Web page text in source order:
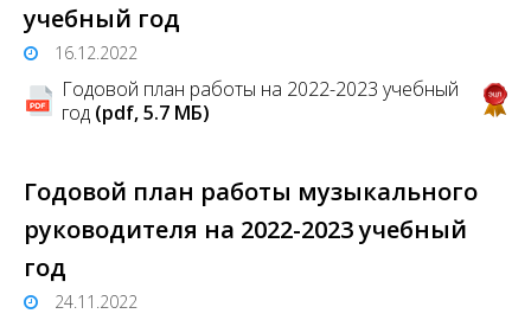
учебный год
16.12.2022
Годовой план работы на 2022-2023 учебный
год (pdf, 5.7 MБ)
Годовой план работы музыкального
руководителя на 2022-2023 учебный
год
24.11.2022